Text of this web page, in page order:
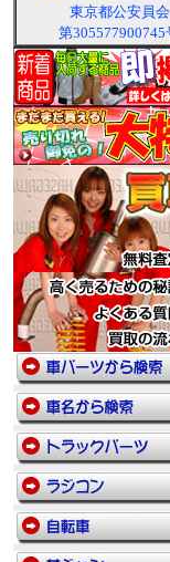
東京都公安員会
第305577900745